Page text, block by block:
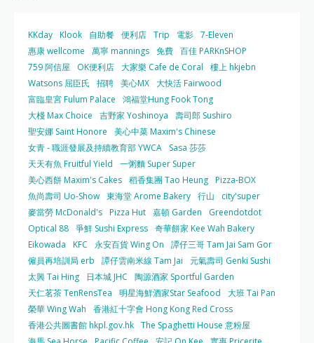
KKday Klook 自助餐 便利店 Trip 電影 7-Eleven
惠康 wellcome
萬寧 mannings 免費 百佳 PARKnSHOP
759 阿信屋
OK便利店 大家樂 Cafe de Coral
樓上 hkjebn
Watsons 屈臣氏
招聘 美心MX 大快活 Fairwood
富臨皇宮 Fulum Palace
鴻福堂Hung Fook Tong
大棧 Max Choice
吉野家 Yoshinoya
壽司郎 Sushiro
聖安娜 Saint Honore
美心中菜 Maxim's Chinese
女青 - 職涯發展及持續教育部 YWCA
Sasa 莎莎
天天有魚 Fruitful Yield
一粥麵 Super Super
美心西餅 Maxim's Cakes 稻香集團 Tao Heung Pizza-BOX
魚尚壽司 Uo-Show 東海堂 Arome Bakery 行山
city'super
麥當勞 McDonald's Pizza Hut 嘉頓 Garden
Greendotdot
Optical 88 爭鮮 Sushi Express 奇華餅家 Kee Wah Bakery
Eikowada
KFC 永安百貨 Wing On
譚仔三哥 Tam Jai Sam Gor
僱員再培訓局 erb
譚仔雲南米線 Tam Jai
元氣壽司 Genki Sushi
太興 Tai Hing
日本城 JHC
陶源酒家 Sportful Garden
天仁茗茶 TenRensTea
明星海鮮酒家Star Seafood
大班 Tai Pan
榮華 Wing Wah
香港紅十字會 Hong Kong Red Cross
香港公共圖書館 hkpl.gov.hk The Spaghetti House 意粉屋